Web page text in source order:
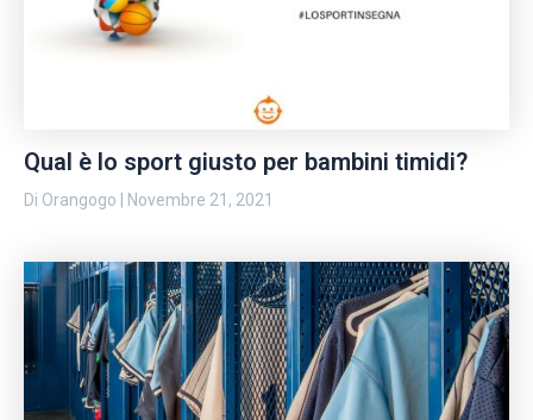
Qual è lo sport giusto per bambini timidi?
Di Orangogo Novembre 21, 2021